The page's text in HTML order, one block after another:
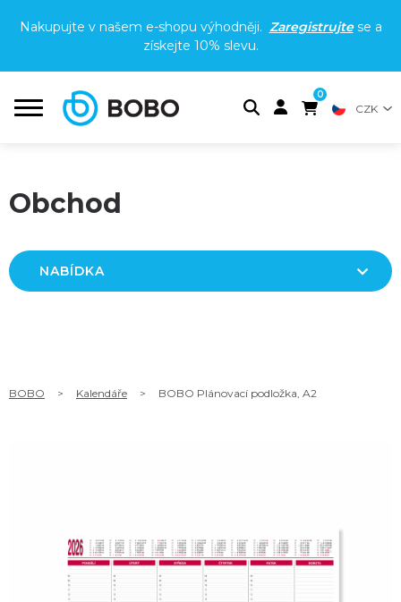
Nakupujte v našem e-shopu výhodněji. Zaregistrujtese a
získejte 10% slevu.
0
CZK
Obchod
NABÍDKA
BOBO > Kalendáře > BOBO Plánovací podložka, A2